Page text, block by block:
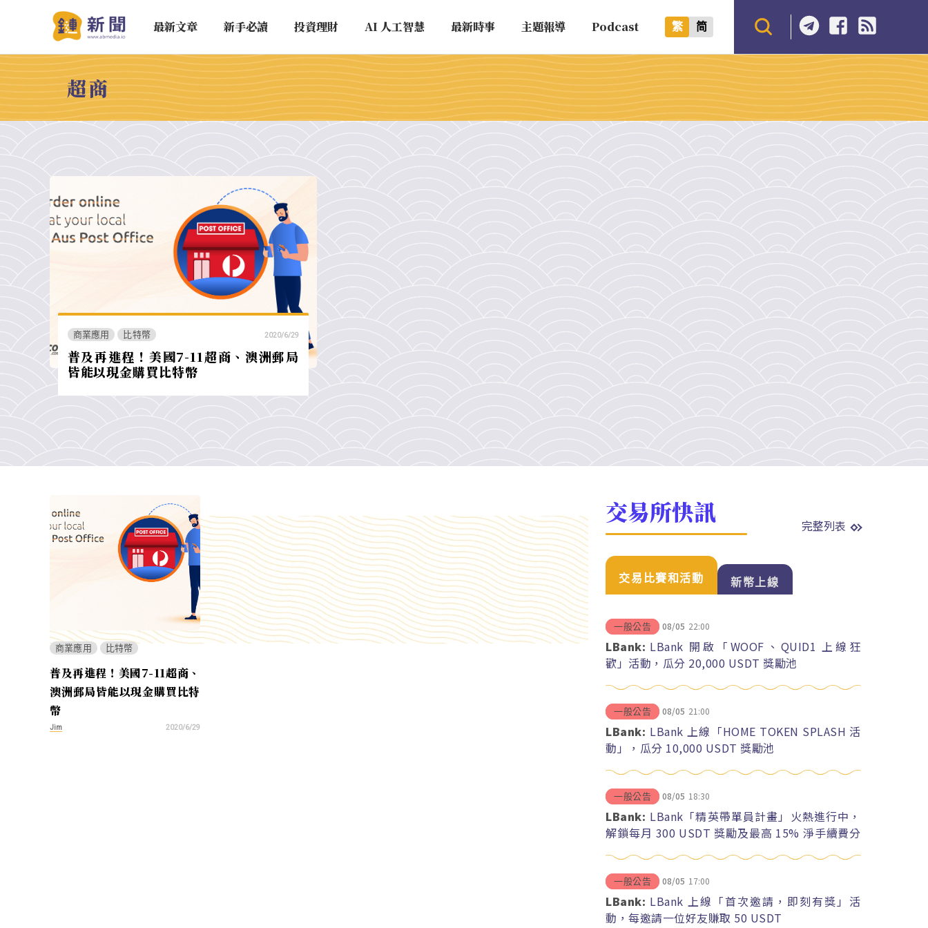
最新文章 新手必讀 投資理財 AI 人工智慧 最新時事 主題報導 Podcast 繁 简
超商
商業應用 比特幣 2020/6/29
普及再進程！美國7-11超商、澳洲郵局
皆能以現金購買比特幣
商業應用 比特幣
普及再進程！美國7-11超商、
澳洲郵局皆能以現金購買比特
幣
Jim 2020/6/29
交易所快訊 完整列表
交易比賽和活動 新幣上線
一般公告 08/05 22:00
LBank: LBank 開啟「WOOF、QUID1 上線狂
歡」活動，瓜分 20,000 USDT 獎勵池
一般公告 08/05 21:00
LBank: LBank 上線「HOME TOKEN SPLASH 活
動」，瓜分 10,000 USDT 獎勵池
一般公告 08/05 18:30
LBank: LBank「精英帶單員計畫」火熱進行中，
解鎖每月 300 USDT 獎勵及最高 15% 淨手續費分
一般公告 08/05 17:00
LBank: LBank 上線「首次邀請，即刻有獎」活
動，每邀請一位好友賺取 50 USDT